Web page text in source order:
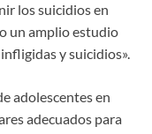
los suicidios en
un amplio estudio
y suicidios».
adolescentes en
adecuados para